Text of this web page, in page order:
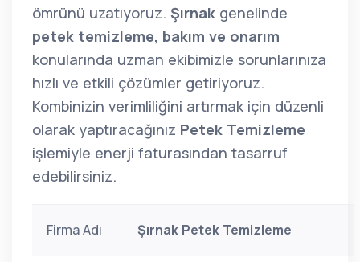
ömrünü uzatıyoruz. Şırnak genelinde
petek temizleme, bakım ve onarım
konularında uzman ekibimizle sorunlarınıza
hızlı ve etkili çözümler getiriyoruz.
Kombinizin verimliliğini artırmak için düzenli
olarak yaptıracağınız Petek Temizleme
işlemiyle enerji faturasından tasarruf
edebilirsiniz.
Firma Adı Şırnak Petek Temizleme